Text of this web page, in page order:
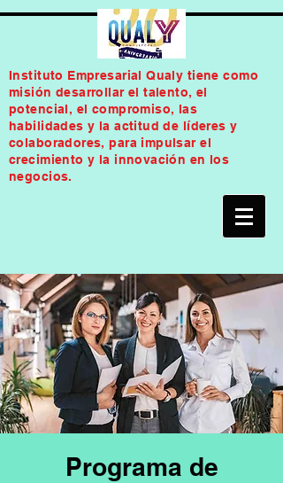
Instituto Empresarial Qualy tiene como
misión desarrollar el talento, el
potencial, el compromiso, las
habilidades y la actitud de líderes y
colaboradores, para impulsar el
crecimiento y la innovación en los
negocios.
Programa de